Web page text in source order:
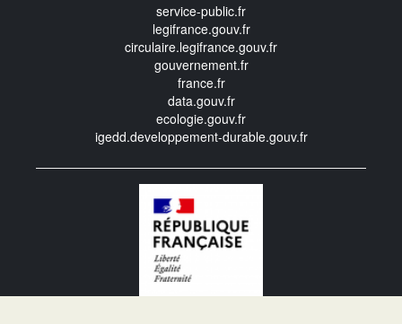
service-public.fr
legifrance.gouv.fr
circulaire.legifrance.gouv.fr
gouvernement.fr
france.fr
data.gouv.fr
ecologie.gouv.fr
igedd.developpement-durable.gouv.fr